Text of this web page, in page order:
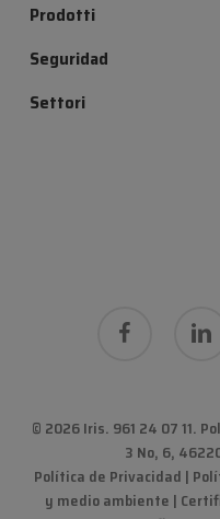
Prodotti
Seguridad
Settori
facebook linkedin
© 2026 Iris. 961 24 07 11.
3 No, 6,
Política de Privacidad |
y medio ambiente |